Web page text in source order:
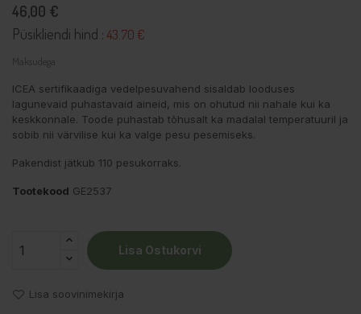
46,00 €
Püsikliendi hind : 43.70 €
Maksudega
ICEA sertifikaadiga vedelpesuvahend sisaldab looduses
lagunevaid puhastavaid aineid, mis on ohutud nii nahale kui ka
keskkonnale. Toode puhastab tõhusalt ka madalal temperatuuril ja
sobib nii värvilise kui ka valge pesu pesemiseks.
Pakendist jätkub 110 pesukorraks.
Tootekood GE2537
Lisa Ostukorvi
Lisa soovinimekirja